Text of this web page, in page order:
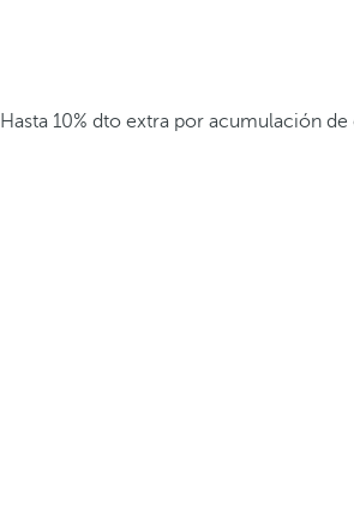
Hasta 10% dto extra por acumulación de